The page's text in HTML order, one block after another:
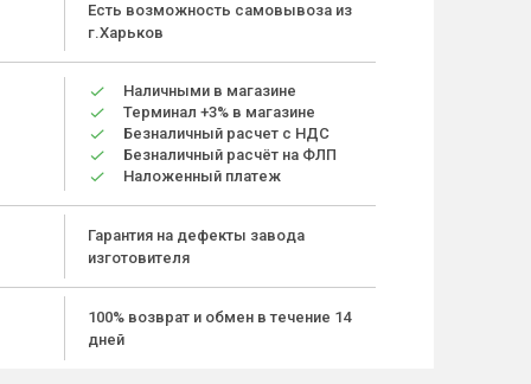
Есть возможность самовывоза из
г.Харьков
Наличными в магазине
Терминал +3% в магазине
Безналичный расчет с НДС
Безналичный расчёт на ФЛП
Наложенный платеж
Гарантия на дефекты завода
изготовителя
100% возврат и обмен в течение 14
дней